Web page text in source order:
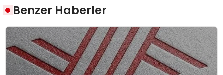
Benzer Haberler